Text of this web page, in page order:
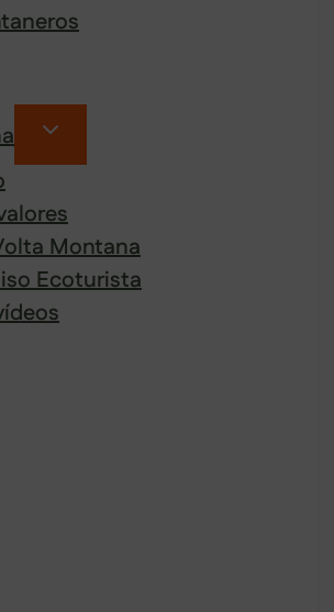
Montana
Ecoturista